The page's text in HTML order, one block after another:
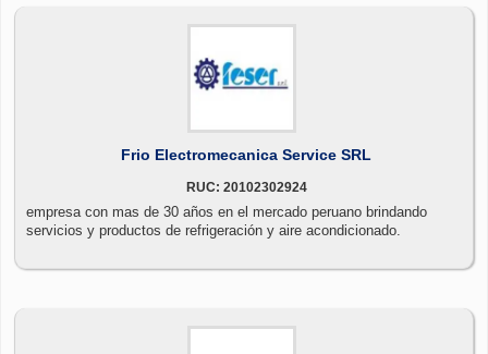
Frio Electromecanica Service SRL
RUC: 20102302924
empresa con mas de 30 años en el mercado peruano brindando
servicios y productos de refrigeración y aire acondicionado.